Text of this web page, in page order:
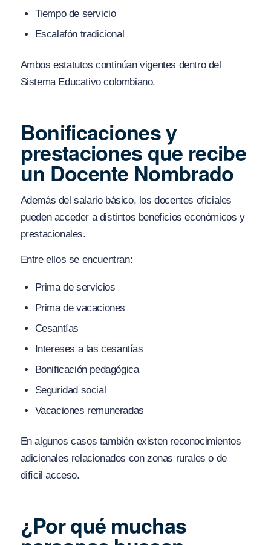
Tiempo de servicio
Escalafón tradicional
Ambos estatutos continúan vigentes dentro del
Sistema Educativo colombiano.
Bonificaciones y
prestaciones que recibe
un Docente Nombrado
Además del salario básico, los docentes oficiales
pueden acceder a distintos beneficios económicos y
prestacionales.
Entre ellos se encuentran:
Prima de servicios
Prima de vacaciones
Cesantías
Intereses a las cesantías
Bonificación pedagógica
Seguridad social
Vacaciones remuneradas
En algunos casos también existen reconocimientos
adicionales relacionados con zonas rurales o de
difícil acceso.
¿Por qué muchas